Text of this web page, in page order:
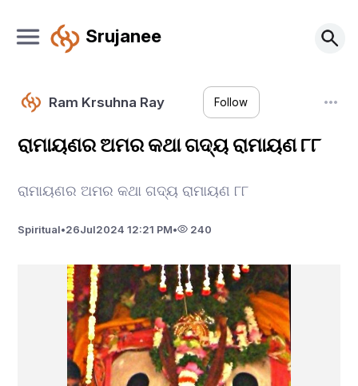
Srujanee
Ram Krsuhna Ray Follow
ରାମାୟଣର ଅମର କଥା ଗଦ୍ୟ ରାମାୟଣ ୮୮
ରାମାୟଣର ଅମର କଥା ଗଦ୍ୟ ରାମାୟଣ ୮୮
Spiritual•26Jul2024 12:21 PM• 240